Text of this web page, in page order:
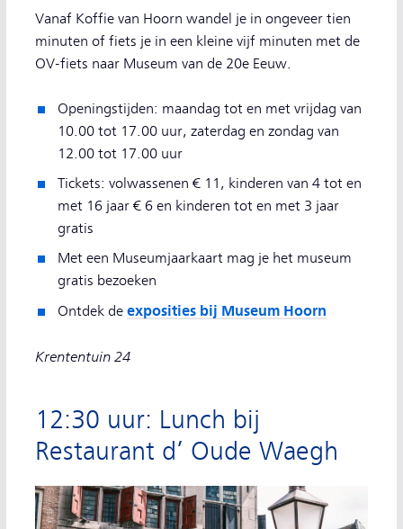
Vanaf Koffie van Hoorn wandel je in ongeveer tien
minuten of fiets je in een kleine vijf minuten met de
OV-fiets naar Museum van de 20e Eeuw.
Openingstijden: maandag tot en met vrijdag van
10.00 tot 17.00 uur, zaterdag en zondag van
12.00 tot 17.00 uur
Tickets: volwassenen € 11, kinderen van 4 tot en
met 16 jaar € 6 en kinderen tot en met 3 jaar
gratis
Met een Museumjaarkaart mag je het museum
gratis bezoeken
Ontdek de exposities bij Museum Hoorn
Krententuin 24
12:30 uur: Lunch bij
Restaurant d’ Oude Waegh